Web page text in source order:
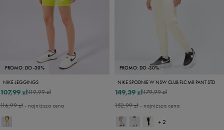
PROMO: DO -30%
NIKE LEGGINGS
119,99 zł
107,99 zł
116,99 zł- najniższa cena
PROMO: DO -30%
NIKE SPODNIE W NSW CLUB FLC MR PANT STD
179,99 zł
149,39 zł
152,99 zł- najniższa cena
+ 2